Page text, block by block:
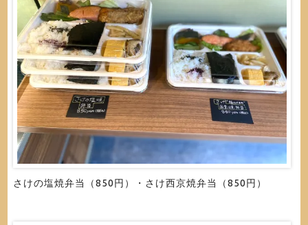
さけの塩焼弁当（850円）・さけ西京焼弁当（850円）